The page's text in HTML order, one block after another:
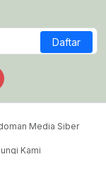
Daftar
X
us on Instagram
Follow us on
Media Siber
Kami